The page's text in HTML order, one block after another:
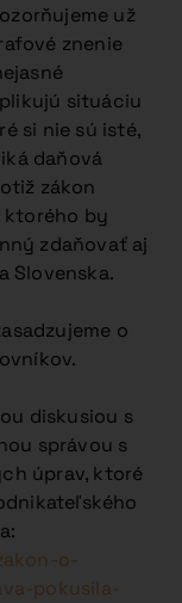
už
znenie
situáciu
si nie sú isté,
daňová
zákon
ktorého by
zdaňovať aj
Slovenska.
o
diskusiou s
správou s
úprav, ktoré
o-
pokusila-